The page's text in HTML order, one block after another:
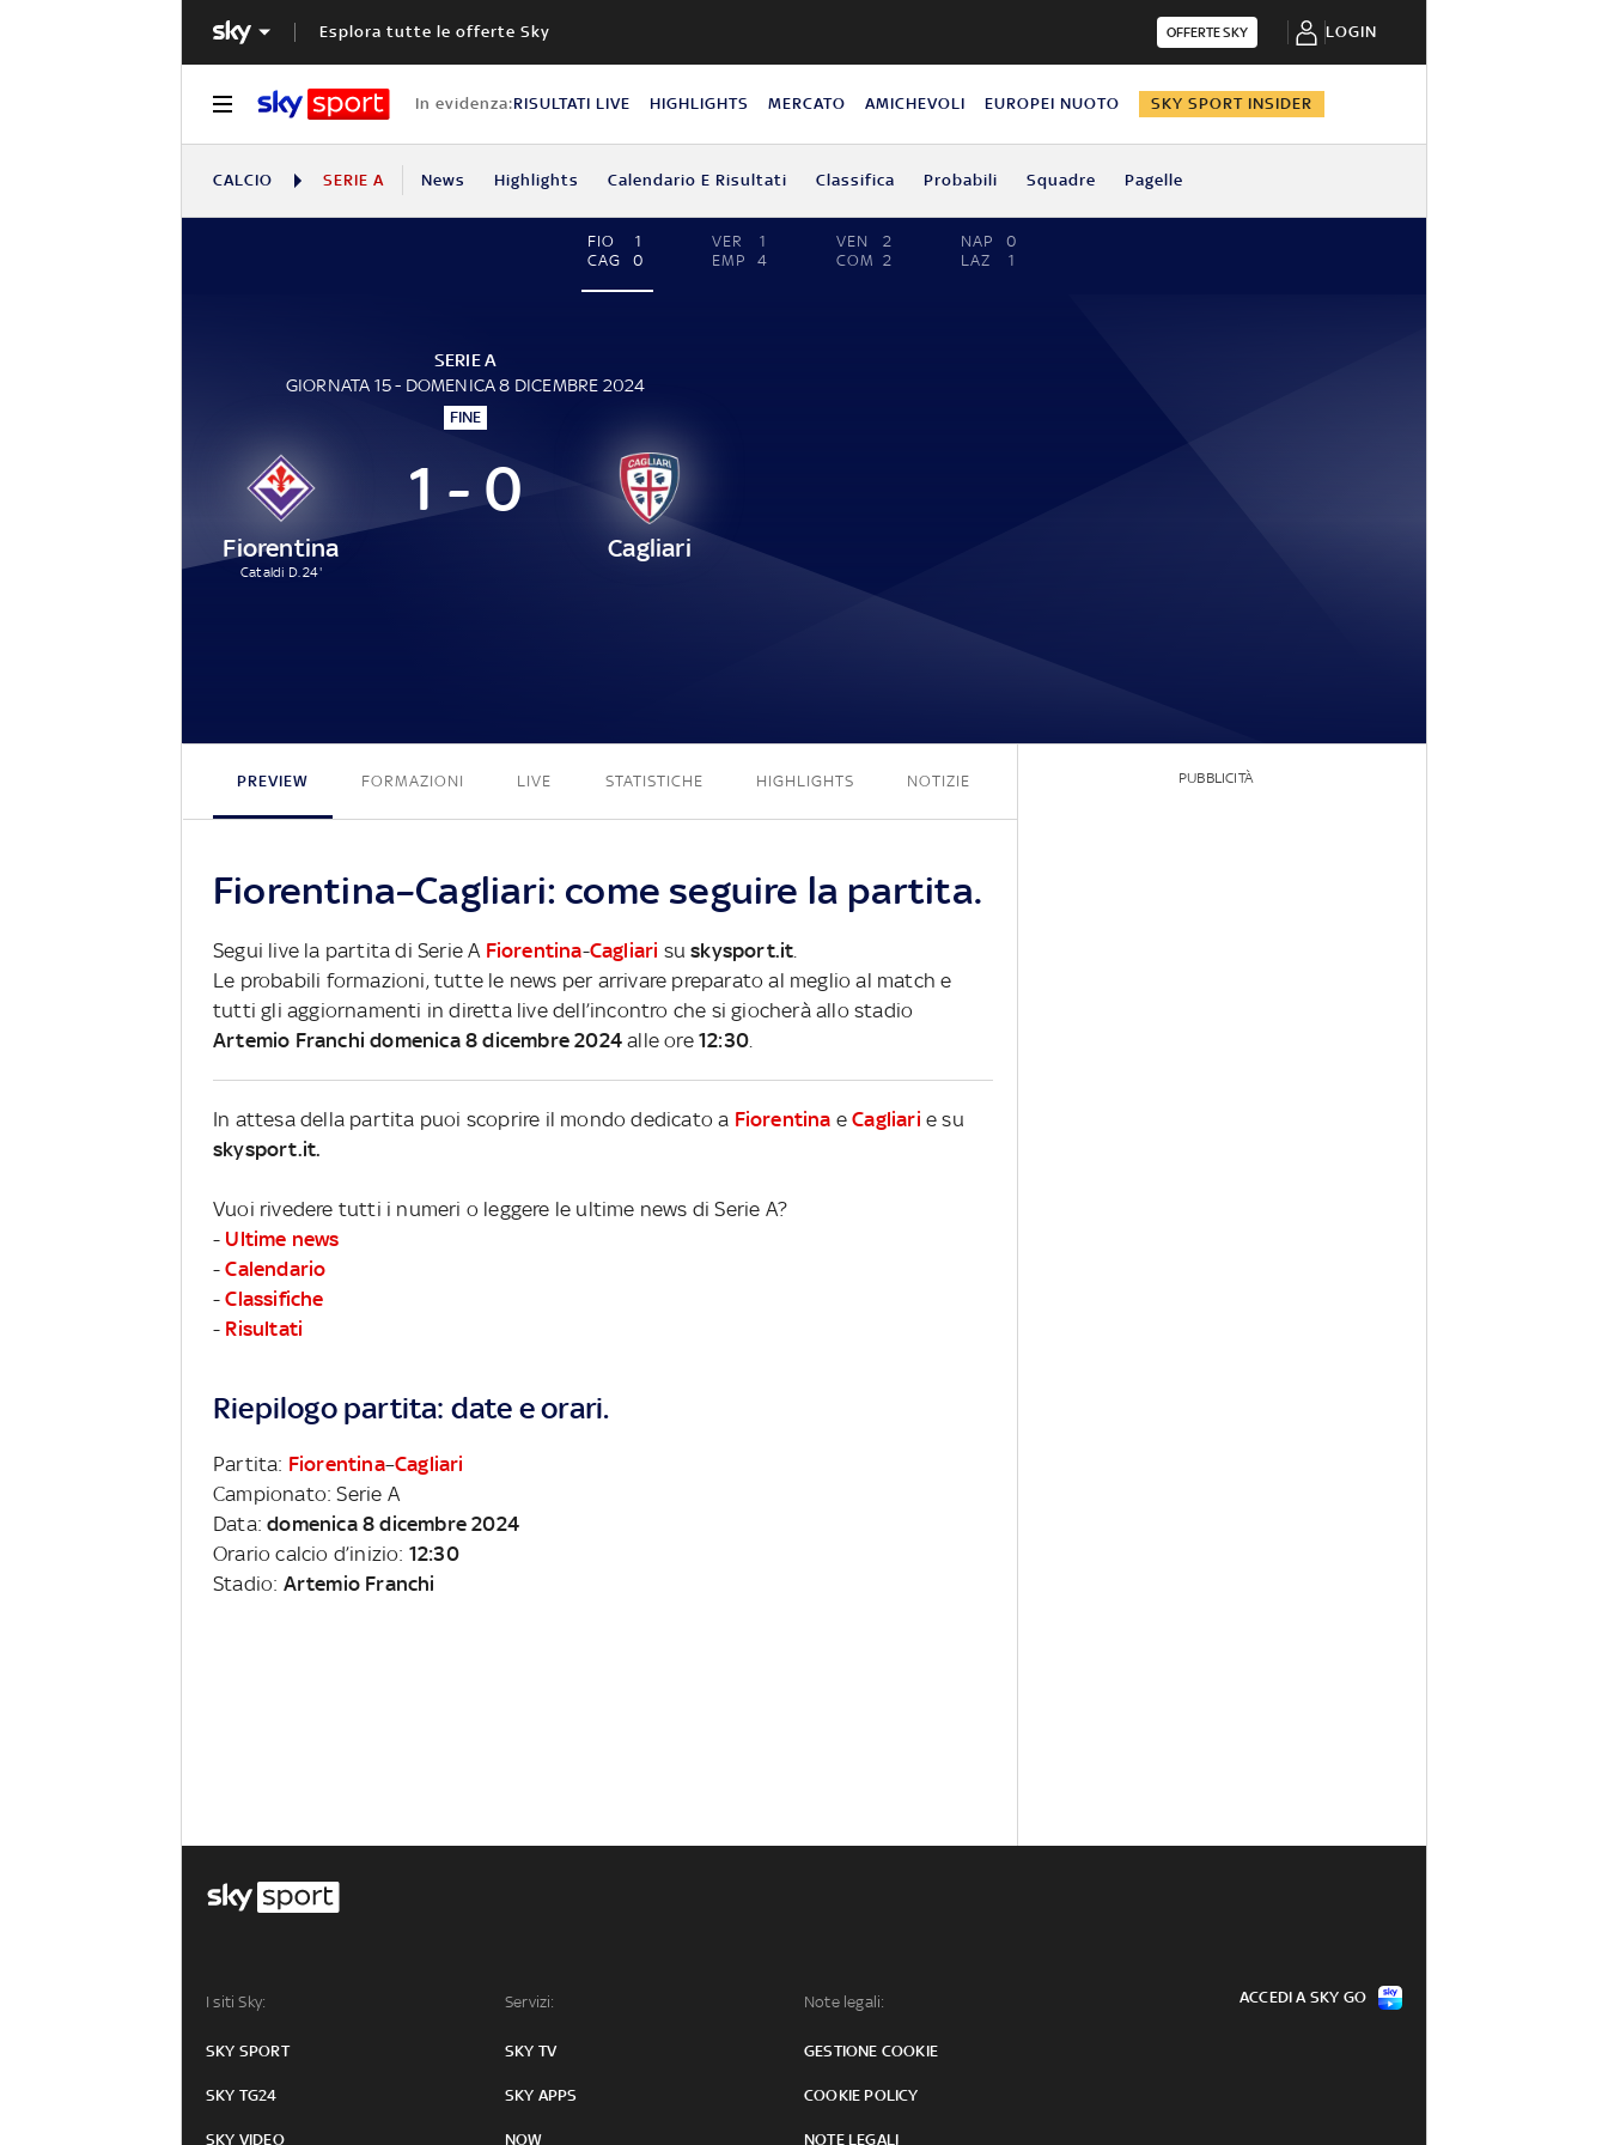
Esplora tutte le offerte Sky OFFERTE SKY LOGIN
In evidenza:RISULTATI LIVE HIGHLIGHTS MERCATO AMICHEVOLI EUROPEI NUOTO SKY SPORT INSIDER
CALCIO SERIE A News Highlights Calendario E Risultati Classifica Probabili Squadre Pagelle
FIO
1
CAG
0
VER
1
EMP
4
VEN
2
COM 2
NAP
0
LAZ
1
SERIE A
GIORNATA 15 - DOMENICA 8 DICEMBRE 2024
FINE
Fiorentina
Cataldi D. 24'
1 - 0
Cagliari
PREVIEW FORMAZIONI LIVE STATISTICHE HIGHLIGHTS NOTIZIE
Fiorentina–Cagliari: come seguire la partita.
Segui live la partita di Serie A Fiorentina-Cagliari suskysport.it
Le probabili formazioni, tutte le news per arrivare preparato al meglio al match e
tutti gli aggiornamenti in diretta live dell’incontro che si giocherà allo stadio
Artemio Franchi domenica 8 dicembre 2024 alle ore 12:30
In attesa della partita puoi scoprire il mondo dedicato a Fiorentina eCagliari e su
skysport.it.
Vuoi rivedere tutti i numeri o leggere le ultime news di Serie A?
- Ultime news
-Calendario
-Classifiche
- Risultati
Riepilogo partita: date e orari.
Partita: Fiorentina–Cagliari
Campionato: Serie A
Data:domenica 8 dicembre 2024
Orario calcio d’inizio: 12:30
Stadio: Artemio Franchi
PUBBLICITÀ
I siti Sky:
SKY SPORT
SKY TG24
SKY VIDEO
Servizi:
SKY TV
SKY APPS
NOW
Note legali:
GESTIONE COOKIE
COOKIE POLICY
NOTE LEGALI
ACCEDI A SKY GO